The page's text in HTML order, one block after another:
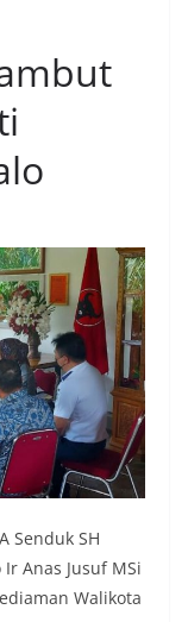
Senduk SH
Anas Jusuf MSi
Walikota